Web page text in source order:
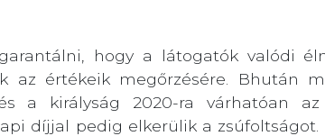
hogy a látogatók valódi
az értékeik megőrzésére. Bhután
a királyság 2020-ra várhatóan
díjjal pedig elkerülik a zsúfoltságot.